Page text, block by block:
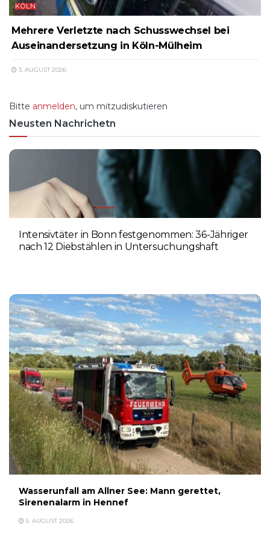
KÖLN
Mehrere Verletzte nach Schusswechsel bei
Auseinandersetzung in Köln-Mülheim
3. AUGUST 2026
Bitte anmelden, um mitzudiskutieren
Neusten Nachrichetn
Intensivtäter in Bonn festgenommen: 36-Jähriger
nach 12 Diebstählen in Untersuchungshaft
Wasserunfall am Allner See: Mann gerettet,
Sirenenalarm in Hennef
5. AUGUST 2026